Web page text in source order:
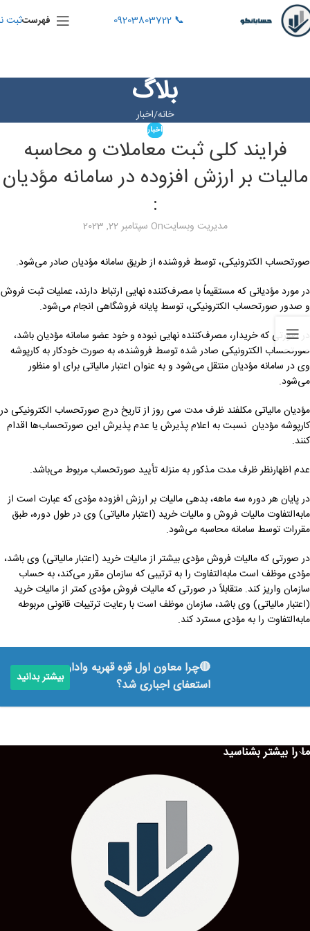
📞 09203803722 فهرستثبت
بلاگ
خانه اخبار
اخبار
فرایند کلی ثبت معاملات و محاسبه
مالیات بر ارزش افزوده در سامانه مؤدیان
:
مدیریت وبسایتOn سپتامبر 22, 2023
صورتحساب الکترونیکی، توسط فروشنده از طریق سامانه مؤدیان صادر می‌شود.
در مورد مؤدیانی که مستقیماً با مصرف‌کننده نهایی ارتباط دارند، عملیات ثبت فروش
و صدور صورتحساب الکترونیکی، توسط پایانه فروشگاهی انجام می‌شود.
در صورتی که خریدار، مصرف‌کننده نهایی نبوده و خود عضو سامانه مؤدیان باشد،
صورتحساب الکترونیکی صادر شده توسط فروشنده، به صورت خودکار به کارپوشه
وی در سامانه مؤدیان منتقل می‌شود و به عنوان اعتبار مالیاتی برای او منظور
می‌شود.
مؤدیان مالیاتی مکلفند ظرف مدت سی روز از تاریخ درج صورتحساب الکترونیکی در
کارپوشه مؤدیان نسبت به اعلام پذیرش یا عدم پذیرش این صورتحساب‌ها اقدام
کنند.
عدم اظهارنظر ظرف مدت مذکور به منزله تأیید صورتحساب مربوط می‌باشد.
در پایان هر دوره سه ماهه، بدهی مالیات بر ارزش افزوده مؤدی که عبارت است از
مابه‌التفاوت مالیات فروش و مالیات خرید (اعتبار مالیاتی) وی در طول دوره، طبق
مقررات توسط سامانه محاسبه می‌شود.
در صورتی که مالیات فروش مؤدی بیشتر از مالیات خرید (اعتبار مالیاتی) وی باشد،
مؤدی موظف است مابه‌التفاوت را به ترتیبی که سازمان مقرر می‌کند، به حساب
سازمان واریز کند. متقابلاً در صورتی که مالیات فروش مؤدی کمتر از مالیات خرید
(اعتبار مالیاتی) وی باشد، سازمان موظف است با رعایت ترتیبات قانونی مربوطه
مابه‌التفاوت را به مؤدی مسترد کند.
🔴چرا معاون اول قوه قهریه وادار به
استعفای اجباری شد؟
بیشتر بدانید
ما را بیشتر بشناسید